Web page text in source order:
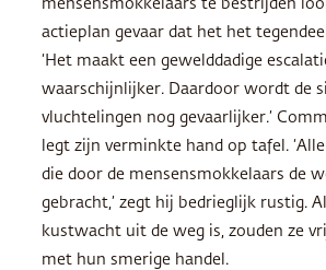
mensensmokkelaars te bestrijden
actieplan gevaar dat het het
‘Het maakt een gewelddadige
waarschijnlijker. Daardoor wordt de
vluchtelingen nog gevaarlijker.’
legt zijn verminkte hand op tafel.
die door de mensensmokkelaars de
gebracht,’ zegt hij bedrieglijk rustig.
kustwacht uit de weg is, zouden ze
met hun smerige handel.